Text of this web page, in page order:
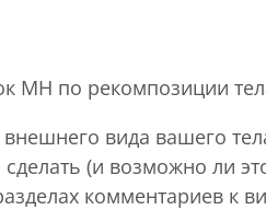
MH по рекомпозиции
вида вашего
(и возможно ли
комментариев к